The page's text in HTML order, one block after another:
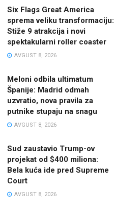
Six Flags Great America
sprema veliku transformaciju:
Stiže 9 atrakcija i novi
spektakularni roller coaster
AVGUST 8, 2026
Meloni odbila ultimatum
Španije: Madrid odmah
uzvratio, nova pravila za
putnike stupaju na snagu
AVGUST 8, 2026
Sud zaustavio Trump-ov
projekat od $400 miliona:
Bela kuća ide pred Supreme
Court
AVGUST 8, 2026